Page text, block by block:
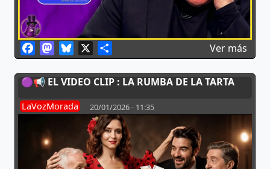
Ver más
FacebookMastodon
Bluesky
🟣📢 EL VIDEO CLIP : LA RUMBA DE LA TARTA
LaVozMorada 20/01/2026 - 11:35